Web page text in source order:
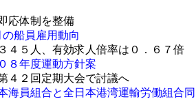
応体制を整備
の船員雇用動向
４５人、有効求人倍率は０．６７倍
８年度運動方針案
４２回定期大会で討議へ
海員組合と全日本港湾運輸労働組合同